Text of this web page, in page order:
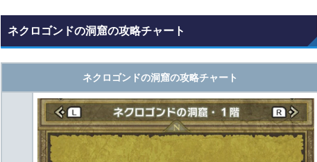
ネクロゴンドの洞窟の攻略チャート
ネクロゴンドの洞窟の攻略チャート